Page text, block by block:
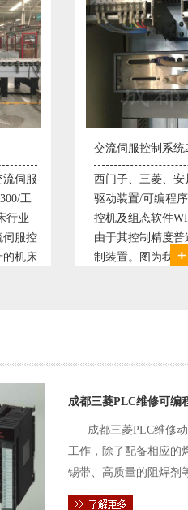
流伺服
工
行业
伺服控
的机床
交流伺服控制系统
西门子、三菱、
驱动装置/可编程
控机及组态软件
由于其控制精度
制装置。图为我
成都三菱PLC维修可编
成都三菱PLC维修
工作，除了配备相应的
锡带、高质量的阻焊剂
件的电路及通信电缆。